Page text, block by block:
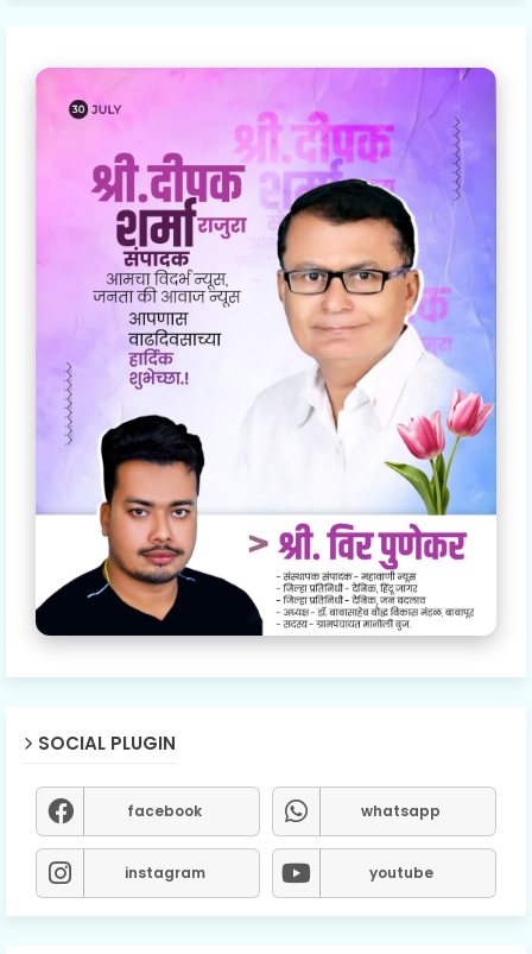
SOCIAL PLUGIN
facebook whatsapp
instagram youtube